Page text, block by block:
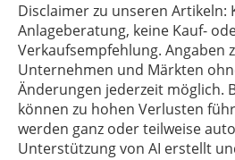
Disclaimer zu unseren Artikeln:
Anlageberatung, keine Kauf-
Verkaufsempfehlung. Angaben
Unternehmen und Märkten
Änderungen jederzeit möglich.
können zu hohen Verlusten
werden ganz oder teilweise
Unterstützung von AI erstellt